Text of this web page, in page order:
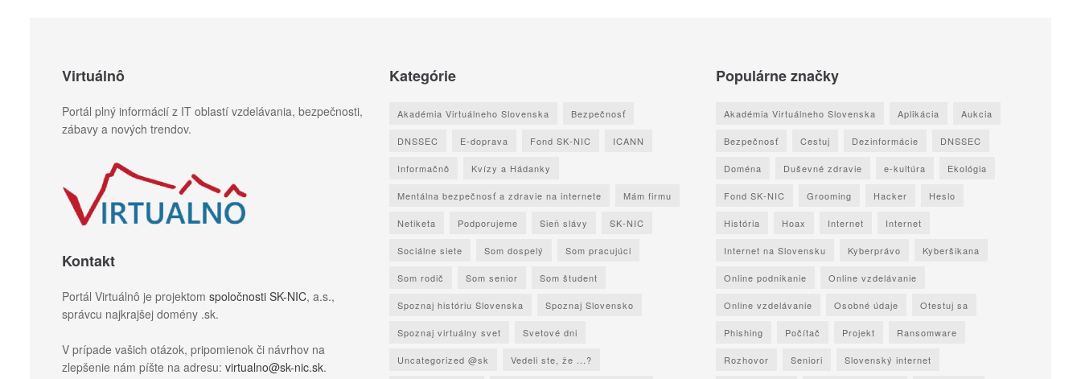
Virtuálnô
Portál plný informácií z IT oblastí vzdelávania, bezpečnosti,
zábavy a nových trendov.
Kontakt
Portál Virtuálnô je projektom spoločnosti SK-NIC, a.s.,
správcu najkrajšej domény .sk.
V prípade vašich otázok, pripomienok či návrhov na
zlepšenie nám píšte na adresu: virtualno@sk-nic.sk.
Kategórie
Akadémia Virtuálneho Slovenska Bezpečnosť
DNSSEC E-doprava Fond SK-NIC ICANN
Informačnô Kvízy a Hádanky
Mentálna bezpečnosť a zdravie na internete Mám firmu
Netiketa Podporujeme Sieň slávy SK-NIC
Sociálne siete Som dospelý Som pracujúci
Som rodič Som senior Som študent
Spoznaj históriu Slovenska Spoznaj Slovensko
Spoznaj virtuálny svet Svetové dni
Uncategorized @sk Vedeli ste, že ...?
Populárne značky
Akadémia Virtuálneho Slovenska Aplikácia Aukcia
Bezpečnosť Cestuj Dezinformácie DNSSEC
Doména Duševné zdravie e-kultúra Ekológia
Fond SK-NIC Grooming Hacker Heslo
História Hoax Internet Internet
Internet na Slovensku Kyberprávo Kyberšikana
Online podnikanie Online vzdelávanie
Online vzdelávanie Osobné údaje Otestuj sa
Phishing Počítač Projekt Ransomware
Rozhovor Seniori Slovenský internet